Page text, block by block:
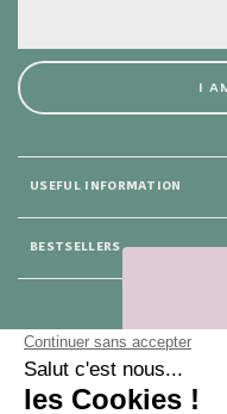
USEFUL INFORMATION
BESTSELLERS
I